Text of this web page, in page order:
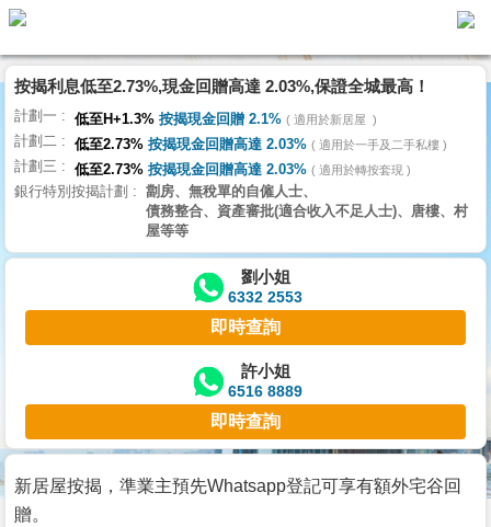
代
理
主
頁
搵
樓/
交
業
主
宅
谷
按
按揭利息低至2.73%,現金回贈高達 2.03%,保證全城最高！
計劃一 低至H+1.3% 按揭現金回贈 2.1% 適用於新居屋
計劃二 低至2.73% 按揭現金回贈高達 2.03% 適用於一手及二手私樓
計劃三 低至2.73% 按揭現金回贈高達 2.03% 適用於轉按套現
銀行特別按揭計劃
劏房、無稅單的自僱人士、
債務整合、資產審批(適合收入不足人士)、唐樓、村
屋等等
劉小姐
6332 2553
即時查詢
許小姐
6516 8889
即時查詢
新居屋按揭，準業主預先Whatsapp登記可享有額外宅谷回
贈。